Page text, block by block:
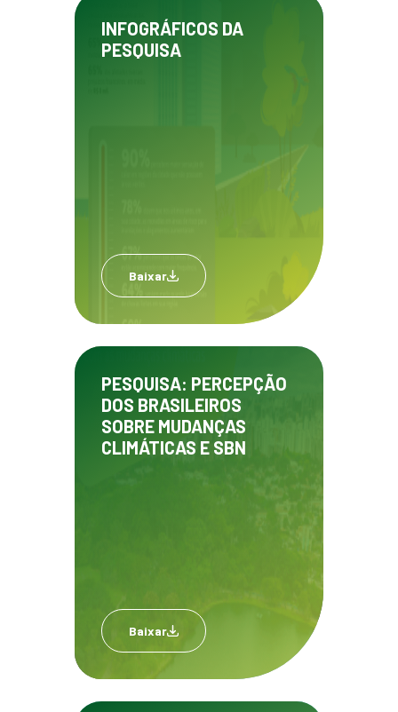
INFOGRÁFICOS DA
PESQUISA
Baixar
PESQUISA: PERCEPÇÃO
DOS BRASILEIROS
SOBRE MUDANÇAS
CLIMÁTICAS E SBN
Baixar